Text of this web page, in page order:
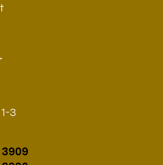
3
3909